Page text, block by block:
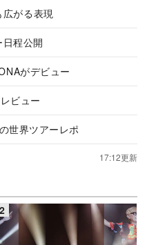
がる表現
程公開
がデビュー
ビュー
世界ツアーレポ
17:12更新